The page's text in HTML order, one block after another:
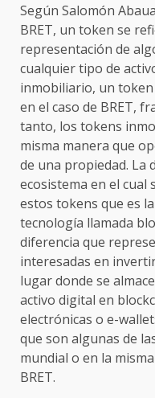
Según Salomón
BRET, un token se
representación de
cualquier tipo de
inmobiliario, un
en el caso de BRET,
tanto, los tokens
misma manera que
de una propiedad. La
ecosistema en el cual
estos tokens que es
tecnología llamada
diferencia que
interesadas en
lugar donde se
activo digital en
electrónicas o e-
que son algunas de
mundial o en la
BRET.